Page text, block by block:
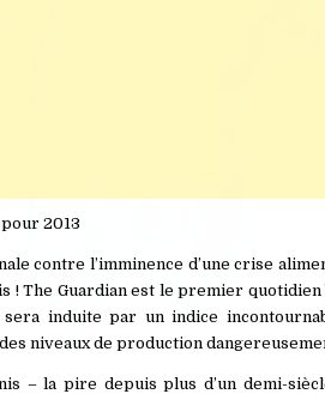
2013
contre l’imminence d’une crise
! The Guardian est le premier
induite par un indice
niveaux de production
– la pire depuis plus d’un demi-